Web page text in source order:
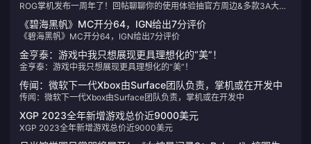
款3A大作！
ROG掌机发布一周年了！回帖聊聊你的使用体验抽官方周边&多款3A大
作！
《碧海黑帆》MC开分64，IGN给出7分评价
《碧海黑帆》MC开分64，IGN给出7分评价
金亨泰：游戏中我只想展现更具理想化的“美”！
金亨泰：游戏中我只想展现更具理想化的“美”！
传闻：微软下一代Xbox由Surface团队负责，掌机或在开发中
传闻：微软下一代Xbox由Surface团队负责，掌机或在开发中
XGP 2023全年新增游戏总价近9000美元
XGP 2023全年新增游戏总价近9000美元